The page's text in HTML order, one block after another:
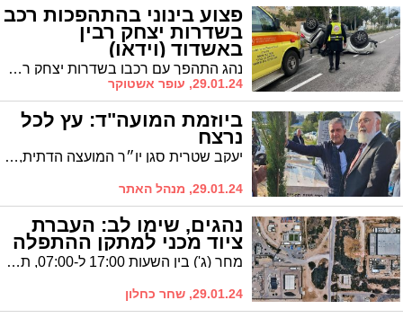
פצוע בינוני בהתהפכות רכב
בשדרות יצחק רבין
באשדוד (וידאו)
נהג התהפך עם רכבו בשדרות יצחק רבין באשדוד מסיבה שעדיין בבדיקה. צוותי מד"א פינו לבית החולים אסותא פצוע במצב בינוני
29.01.24, עופר אשטוקר
ביוזמת המועה"ד: עץ לכל
נרצח
יעקב שטרית סגן יו״ר המועצה הדתית, יזם הנצחה ונטיעת 17 עצים בבית העלמין לנרצחים תושבי אשדוד
29.01.24, מנהל האתר
נהגים, שימו לב: העברת
ציוד מכני למתקן ההתפלה
מחר (ג') בין השעות 17:00 ל-07:00, תתבצע העברת ציוד מכני (צמ"ה) חורג, מנמל הדרום למתקן ההתפלה באשדוד (מצ"ב מפה)
29.01.24, שחר כחלון